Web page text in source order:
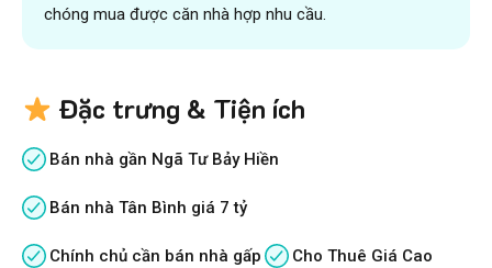
chóng mua được căn nhà hợp nhu cầu.
Đặc trưng & Tiện ích
Bán nhà gần Ngã Tư Bảy Hiền
Bán nhà Tân Bình giá 7 tỷ
Chính chủ cần bán nhà gấp Cho Thuê Giá Cao